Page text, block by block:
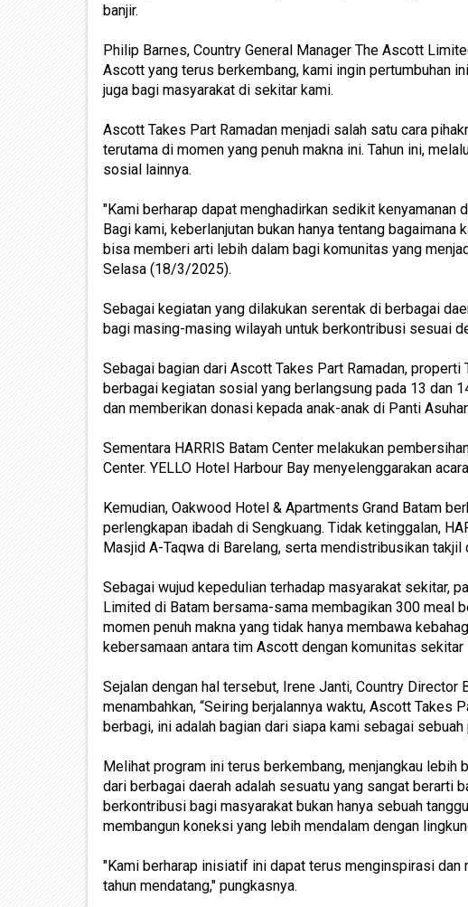
banjir.
Philip Barnes, Country General Manager The Ascott
Ascott yang terus berkembang, kami ingin pertumbuhan
juga bagi masyarakat di sekitar kami.
Ascott Takes Part Ramadan menjadi salah satu cara
terutama di momen yang penuh makna ini. Tahun ini,
sosial lainnya.
"Kami berharap dapat menghadirkan sedikit kenyamanan
Bagi kami, keberlanjutan bukan hanya tentang
bisa memberi arti lebih dalam bagi komunitas yang
Selasa (18/3/2025).
Sebagai kegiatan yang dilakukan serentak di berbagai
bagi masing-masing wilayah untuk berkontribusi sesuai
Sebagai bagian dari Ascott Takes Part Ramadan,
berbagai kegiatan sosial yang berlangsung pada 13 dan
dan memberikan donasi kepada anak-anak di Panti
Sementara HARRIS Batam Center melakukan
Center. YELLO Hotel Harbour Bay menyelenggarakan
Kemudian, Oakwood Hotel & Apartments Grand Batam
perlengkapan ibadah di Sengkuang. Tidak ketinggalan,
Masjid A-Taqwa di Barelang, serta mendistribusikan takjil
Sebagai wujud kepedulian terhadap masyarakat sekitar,
Limited di Batam bersama-sama membagikan 300 meal
momen penuh makna yang tidak hanya membawa
kebersamaan antara tim Ascott dengan komunitas sekitar
Sejalan dengan hal tersebut, Irene Janti, Country
menambahkan, “Seiring berjalannya waktu, Ascott
berbagi, ini adalah bagian dari siapa kami sebagai sebuah
Melihat program ini terus berkembang, menjangkau lebih
dari berbagai daerah adalah sesuatu yang sangat berarti
berkontribusi bagi masyarakat bukan hanya sebuah
membangun koneksi yang lebih mendalam dengan
"Kami berharap inisiatif ini dapat terus menginspirasi
tahun mendatang," pungkasnya.